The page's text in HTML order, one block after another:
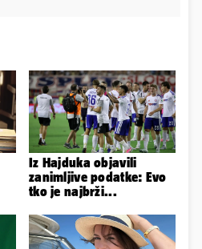
Iz Hajduka objavili
zanimljive podatke: Evo
tko je najbrži...